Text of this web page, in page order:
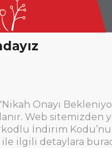
Onayı
Web sitemizden
İndirim
ile ilgili detaylara